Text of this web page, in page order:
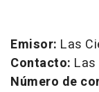
Emisor: Las
Contacto:
Número de